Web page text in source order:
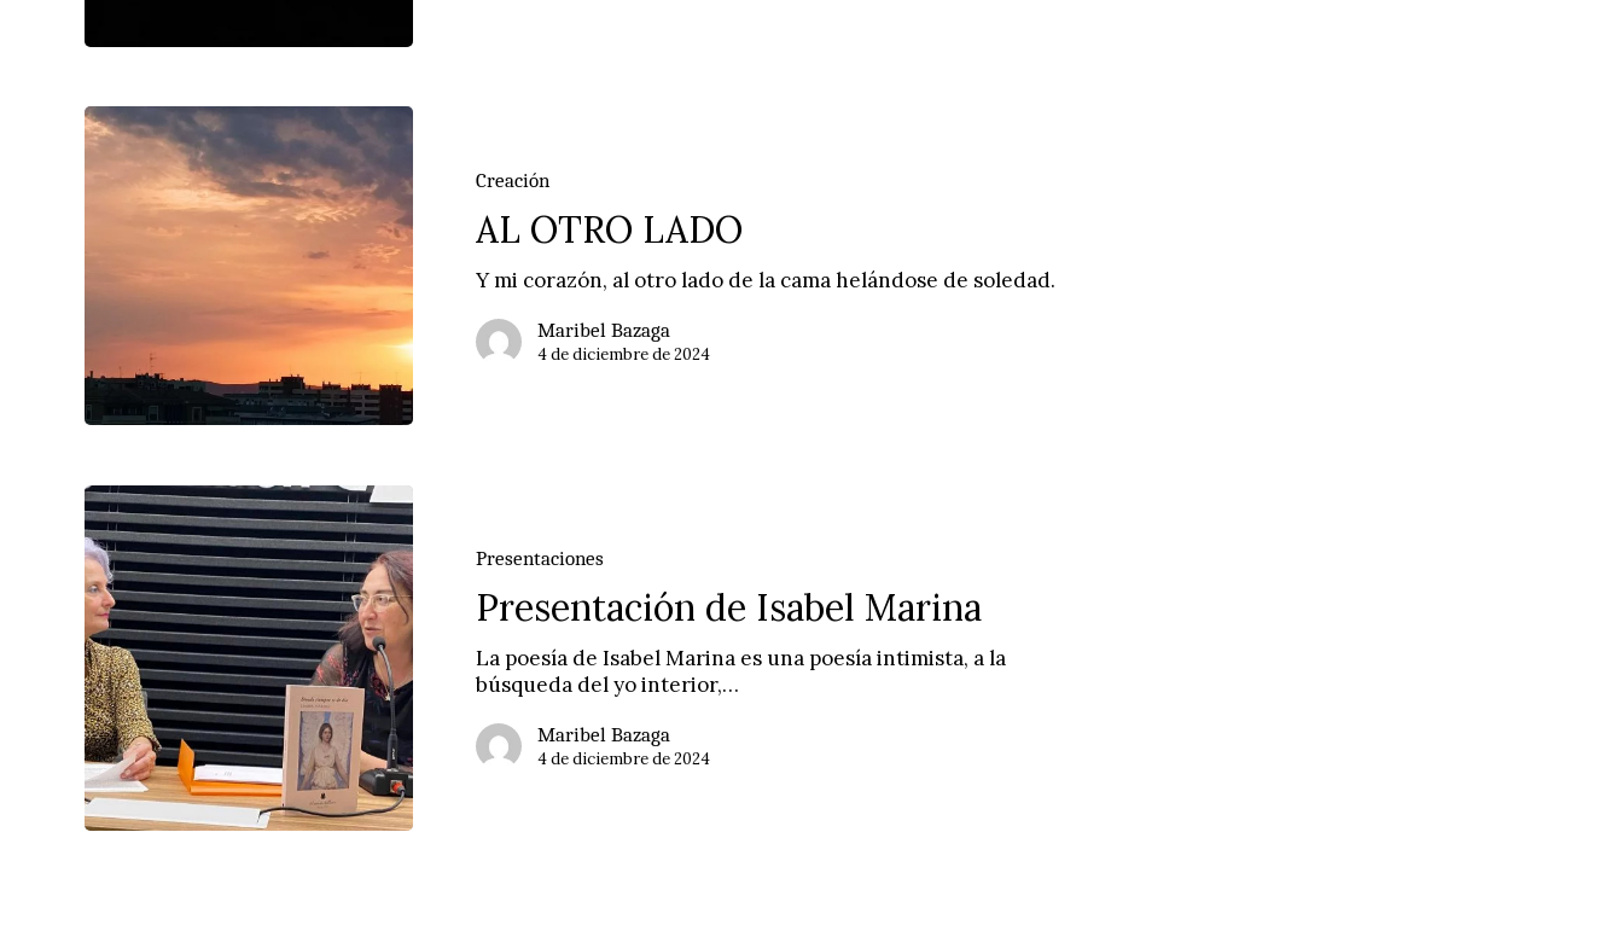
Creación
AL OTRO LADO
Y mi corazón, al otro lado de la cama helándose de soledad.
Maribel Bazaga
4 de diciembre de 2024
Presentaciones
Presentación de Isabel Marina
La poesía de Isabel Marina es una poesía intimista, a la
búsqueda del yo interior,…
Maribel Bazaga
4 de diciembre de 2024